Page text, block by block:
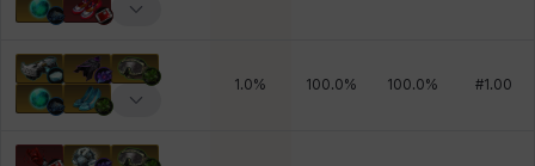
1.0% 100.0% 100.0% #1.00